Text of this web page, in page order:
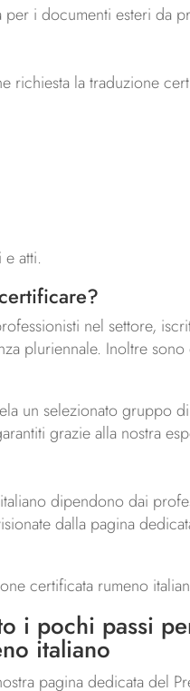
i documenti esteri da
richiesta la traduzione
atti.
nel settore,
pluriennale. Inoltre
un selezionato gruppo
grazie alla nostra
dipendono dai
dalla pagina
certificata rumeno
i pochi passi
italiano
pagina dedicata del